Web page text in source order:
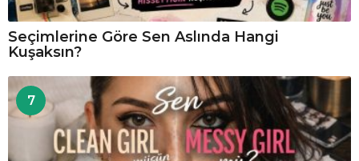
Seçimlerine Göre Sen Aslında Hangi
Kuşaksın?
7